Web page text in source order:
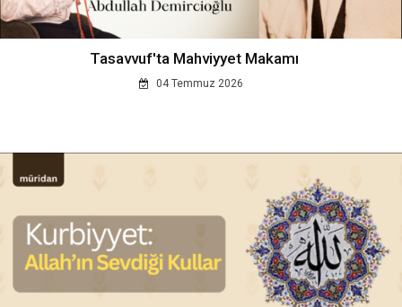
Tasavvuf'ta Mahviyyet Makamı
04 Temmuz 2026